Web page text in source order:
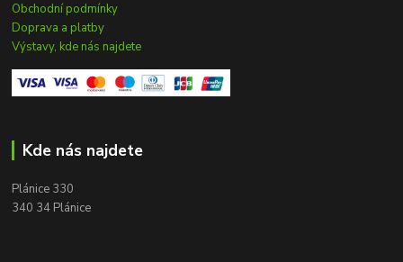
Obchodní podmínky
Doprava a platby
Výstavy, kde nás najdete
Kde nás najdete
Plánice 330
340 34 Plánice